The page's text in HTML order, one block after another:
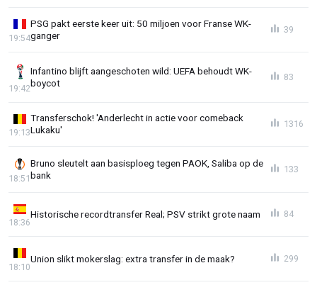
PSG pakt eerste keer uit: 50 miljoen voor Franse WK-
ganger
19:54
39
Infantino blijft aangeschoten wild: UEFA behoudt WK-
boycot
19:42
83
Transferschok! 'Anderlecht in actie voor comeback
Lukaku'
19:13
1316
Bruno sleutelt aan basisploeg tegen PAOK, Saliba op de
bank
18:51
133
Historische recordtransfer Real; PSV strikt grote naam
18:36
84
Union slikt mokerslag: extra transfer in de maak?
18:10
299